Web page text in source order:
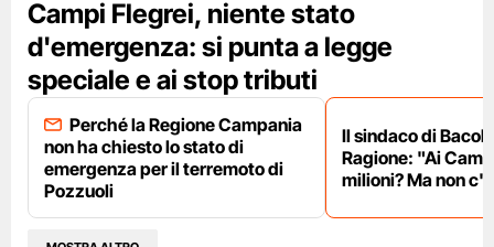
Campi Flegrei, niente stato
d'emergenza: si punta a legge
speciale e ai stop tributi
Perché la Regione Campania
non ha chiesto lo stato di
emergenza per il terremoto di
Pozzuoli
Il sindaco di Bacoli
Ragione: "Ai
milioni? Ma non